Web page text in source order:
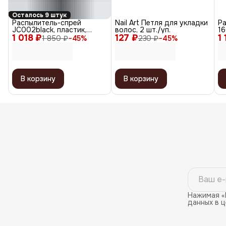
Осталось 9 штук
1 018 ₽1 850 ₽−45%
Распылитель-спрей
JC002black, пластик,
черный, 160 мл
В корзину
127 ₽230 ₽−45%
Nail Art Петля для укладки
волос, 2 шт./уп.
В корзину
1
Нажимая
данных в